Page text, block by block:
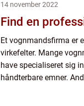
14 november 2022
Find en
Et vognmandsfirma er
virkefelter. Mange
have specialiseret sig
håndterbare emner.